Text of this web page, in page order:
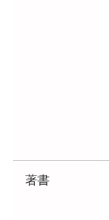
著書